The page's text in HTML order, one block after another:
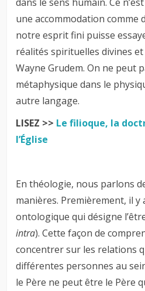
dans le sens humain. Ce
une accommodation comme
notre esprit fini puisse
réalités spirituelles divines
Wayne Grudem. On ne peut
métaphysique dans le
autre langage.
LISEZ >> Le filioque, la
l’Église
En théologie, nous parlons
manières. Premièrement, il y
ontologique qui désigne
intra). Cette façon de
concentrer sur les relations
différentes personnes au
le Père ne peut être le Père